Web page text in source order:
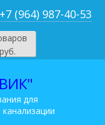
+7 (964) 987-40-53
руб.
ВИК"
для